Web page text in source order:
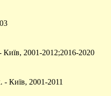
2001-2012;2016-2020
- Київ, 2001-2011